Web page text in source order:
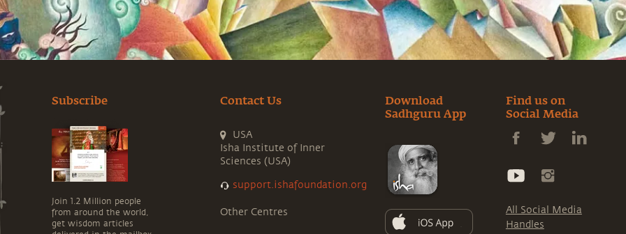
Subscribe
Join 1.2 Million people
from around the world,
get wisdom articles
Contact Us
USA
Isha Institute of Inner
Sciences (USA)
support.ishafoundation.org
Other Centres
Download
Sadhguru App
Find us on
Social Media
All Social Media
Handles